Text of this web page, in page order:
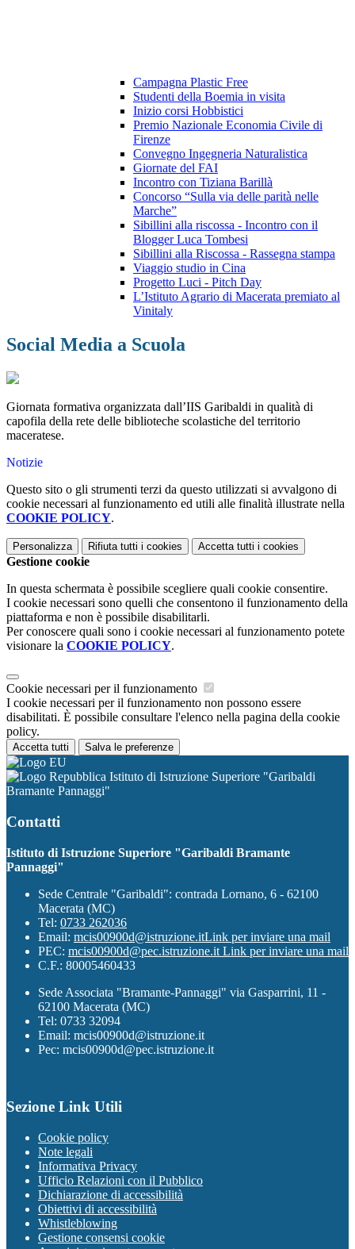
Campagna Plastic Free
Studenti della Boemia in visita
Inizio corsi Hobbistici
Premio Nazionale Economia Civile di
Firenze
Convegno Ingegneria Naturalistica
Giornate del FAI
Incontro con Tiziana Barillà
Concorso “Sulla via delle parità nelle
Marche”
Sibillini alla riscossa - Incontro con il
Blogger Luca Tombesi
Sibillini alla Riscossa - Rassegna stampa
Viaggio studio in Cina
Progetto Luci - Pitch Day
L’Istituto Agrario di Macerata premiato al
Vinitaly
Social Media a Scuola
Giornata formativa organizzata dall’IIS Garibaldi in qualità di
capofila della rete delle biblioteche scolastiche del territorio
maceratese.
Notizie
Questo sito o gli strumenti terzi da questo utilizzati si avvalgono di
cookie necessari al funzionamento ed utili alle finalità illustrate nella
COOKIE POLICY.
Personalizza Rifiuta tutti i cookies Accetta tutti i cookies
Gestione cookie
In questa schermata è possibile scegliere quali cookie consentire.
I cookie necessari sono quelli che consentono il funzionamento della
piattaforma e non è possibile disabilitarli.
Per conoscere quali sono i cookie necessari al funzionamento potete
visionare la COOKIE POLICY.
Cookie necessari per il funzionamento
I cookie necessari per il funzionamento non possono essere
disabilitati. È possibile consultare l'elenco nella pagina della cookie
policy.
Accetta tutti Salva le preferenze
Istituto di Istruzione Superiore "Garibaldi
Bramante Pannaggi"
Contatti
Istituto di Istruzione Superiore "Garibaldi Bramante
Pannaggi"
Sede Centrale "Garibaldi": contrada Lornano, 6 - 62100
Macerata (MC)
Tel: 0733 262036
Email: mcis00900d@istruzione.itLink per inviare una mail
PEC: mcis00900d@pec.istruzione.it Link per inviare una mail
C.F.: 80005460433
Sede Associata "Bramante-Pannaggi" via Gasparrini, 11 -
62100 Macerata (MC)
Tel: 0733 32094
Email: mcis00900d@istruzione.it
Pec: mcis00900d@pec.istruzione.it
Sezione Link Utili
Cookie policy
Note legali
Informativa Privacy
Ufficio Relazioni con il Pubblico
Dichiarazione di accessibilità
Obiettivi di accessibilità
Whistleblowing
Gestione consensi cookie